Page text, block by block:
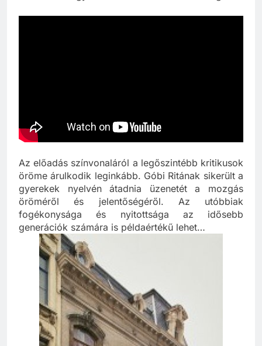
Az előadás színvonaláról a legőszintébb kritikusok
öröme árulkodik leginkább. Góbi Ritának sikerült a
gyerekek nyelvén átadnia üzenetét a mozgás
öröméről és jelentőségéről. Az utóbbiak
fogékonysága és nyitottsága az idősebb
generációk számára is példaértékű lehet…